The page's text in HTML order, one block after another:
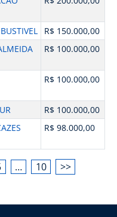
R$ 150.000,00
R$ 100.000,00
R$ 100.000,00
R$ 100.000,00
R$ 98.000,00
… 10 >>